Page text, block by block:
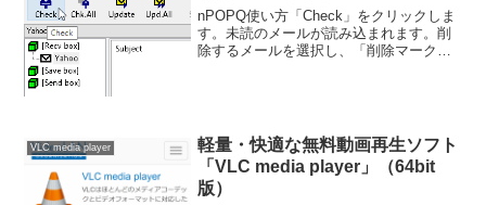
nPOPQ使い方「Check」をクリックしま
す。未読のメールが読み込まれます。削
除するメールを選択し、「削除マーク」
VLC media player
軽量・快適な無料動画再生ソフト
「VLC media player」（64bit
版）